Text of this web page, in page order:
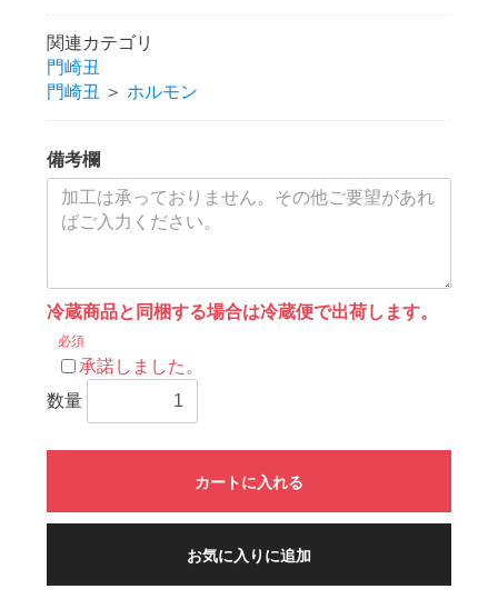
関連カテゴリ
門崎丑
門崎丑
＞ ホルモン
備考欄
冷蔵商品と同梱する場合は冷蔵便で出荷します。
必須
承諾しました。
数量
カートに入れる
お気に入りに追加